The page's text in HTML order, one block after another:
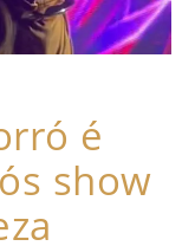
é
show